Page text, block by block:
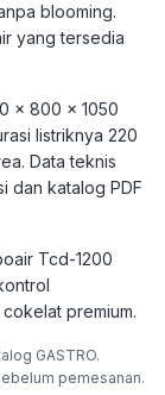
blooming.
yang tersedia
× 800 × 1050
listriknya 220
Data teknis
dan katalog PDF
Tcd-1200
premium.
GASTRO.
pemesanan.